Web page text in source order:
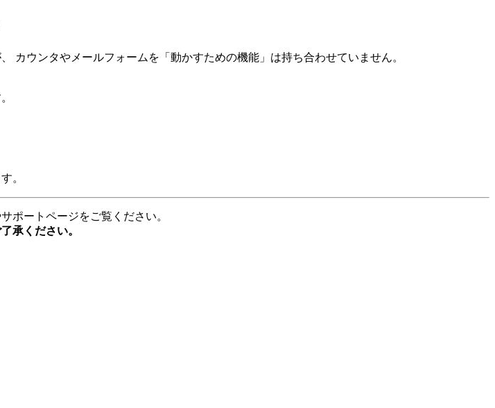
カウンタやメールフォームを「動かすための機能」は持ち合わせていません。
。
ポートページをご覧ください。
承ください。